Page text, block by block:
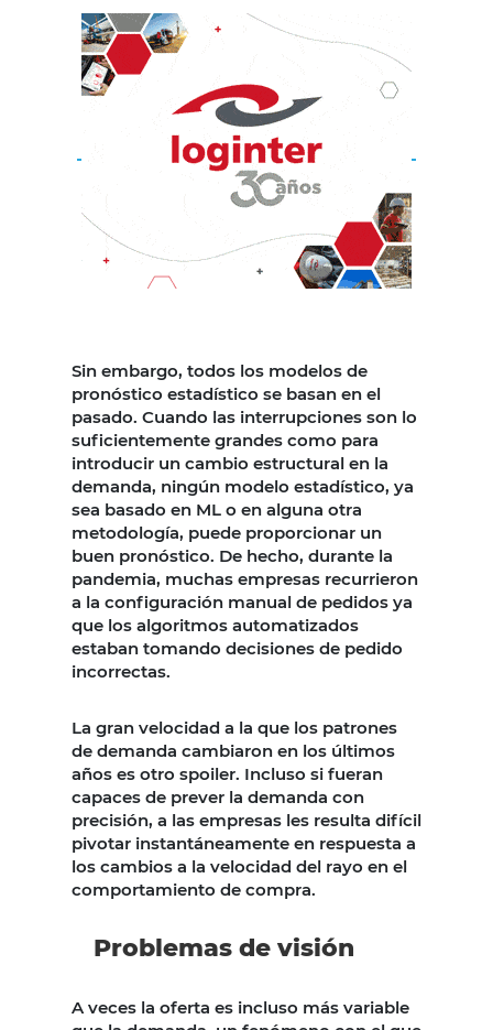
Sin embargo, todos los modelos de
pronóstico estadístico se basan en el
pasado. Cuando las interrupciones son lo
suficientemente grandes como para
introducir un cambio estructural en la
demanda, ningún modelo estadístico, ya
sea basado en ML o en alguna otra
metodología, puede proporcionar un
buen pronóstico. De hecho, durante la
pandemia, muchas empresas recurrieron
a la configuración manual de pedidos ya
que los algoritmos automatizados
estaban tomando decisiones de pedido
incorrectas.
La gran velocidad a la que los patrones
de demanda cambiaron en los últimos
años es otro spoiler. Incluso si fueran
capaces de prever la demanda con
precisión, a las empresas les resulta difícil
pivotar instantáneamente en respuesta a
los cambios a la velocidad del rayo en el
comportamiento de compra.
Problemas de visión
A veces la oferta es incluso más variable